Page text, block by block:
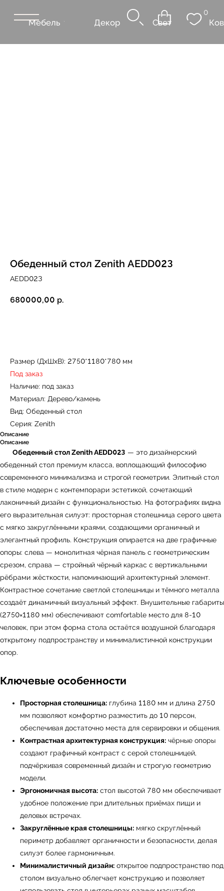
Мебель Ковры
Обеденный стол Zenith AEDD023
AEDD023
680000,00 р.
Размер (ДxШxВ): 2750*1180*780 мм
Под заказ
Наличие: под заказ
Материал: Дерево/камень
Вид: Обеденный стол
Серия: Zenith
Описание
Описание
Обеденный стол Zenith AEDD023 — это дизайнерский
обеденный стол премиум класса, воплощающий философию
современного минимализма и строгой геометрии. Элитный стол
в стиле модерн с контемпорари эстетикой, сочетающий
лаконичный дизайн с функциональностью. На фотографиях видна
его выразительная силуэт: просторная столешница серого цвета
с мягко закруглёнными краями, создающими органичный и
элегантный профиль. Конструкция опирается на две графичные
опоры: слева — монолитная чёрная панель с геометрическим
срезом, справа — стройный чёрный каркас с вертикальными
рёбрами жёсткости, напоминающий архитектурный элемент.
Контрастное сочетание светлой столешницы и тёмного металла
создаёт динамичный визуальный эффект. Внушительные габариты
(2750×1180 мм) обеспечивают comfortable место для 8-10
человек, при этом форма стола остаётся воздушной благодаря
открытому подпространству и минималистичной конструкции
опор.
Ключевые особенности
Просторная столешница: глубина 1180 мм и длина 2750
мм позволяют комфортно разместить до 10 персон,
обеспечивая достаточно места для сервировки и общения.
Контрастная архитектурная конструкция: чёрные опоры
создают графичный контраст с серой столешницей,
подчёркивая современный дизайн и строгую геометрию
модели.
Эргономичная высота: стол высотой 780 мм обеспечивает
удобное положение при длительных приёмах пищи и
деловых встречах.
Закруглённые края столешницы: мягко скруглённый
периметр добавляет органичности и безопасности, делая
силуэт более гармоничным.
Минималистичный дизайн: открытое подпространство под
столом визуально облегчает конструкцию и позволяет